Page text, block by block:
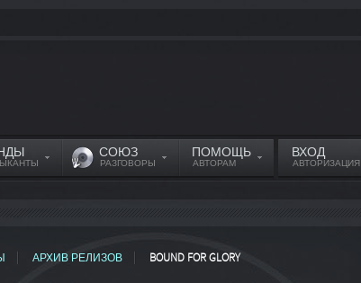
СОЮЗ
РАЗГОВОРЫ
ПОМОЩЬ
АВТОРАМ
ВХОД
АВТОРИЗАЦИЯ
АРХИВ РЕЛИЗОВ BOUND FOR GLORY